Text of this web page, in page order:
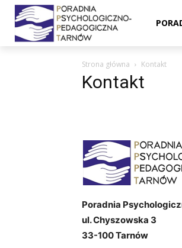
Strona główna Kontakt
Kontakt
Poradnia
ul. Chyszowska 3
33-100 Tarnów